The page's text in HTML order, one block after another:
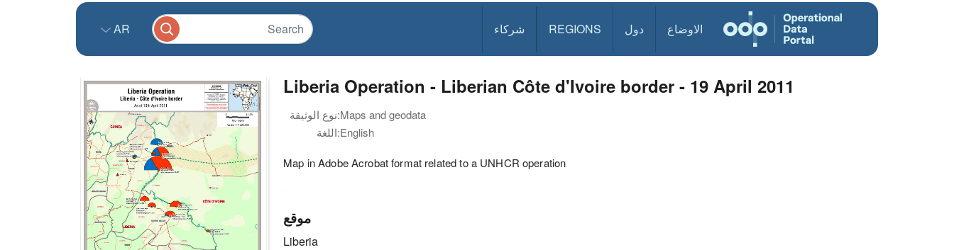
الاوضاع دول REGIONS شركاء AR
Liberia Operation - Liberian Côte d'Ivoire border - 19 April 2011
نوع الوثيقة:Maps and geodata
اللغة:English
Map in Adobe Acrobat format related to a UNHCR operation
موقع
Liberia